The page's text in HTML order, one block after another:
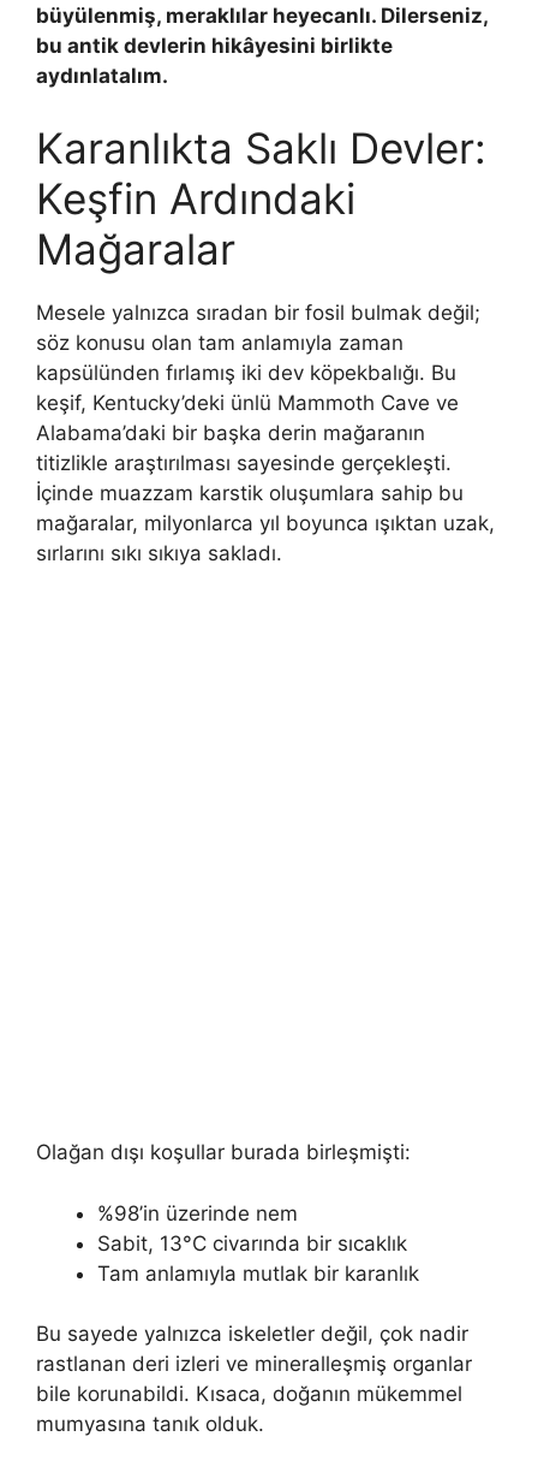
büyülenmiş, meraklılar heyecanlı. Dilerseniz,
bu antik devlerin hikâyesini birlikte
aydınlatalım.
Karanlıkta Saklı Devler:
Keşfin Ardındaki
Mağaralar
Mesele yalnızca sıradan bir fosil bulmak değil;
söz konusu olan tam anlamıyla zaman
kapsülünden fırlamış iki dev köpekbalığı. Bu
keşif, Kentucky’deki ünlü Mammoth Cave ve
Alabama’daki bir başka derin mağaranın
titizlikle araştırılması sayesinde gerçekleşti.
İçinde muazzam karstik oluşumlara sahip bu
mağaralar, milyonlarca yıl boyunca ışıktan uzak,
sırlarını sıkı sıkıya sakladı.
Olağan dışı koşullar burada birleşmişti:
%98’in üzerinde nem
Sabit, 13°C civarında bir sıcaklık
Tam anlamıyla mutlak bir karanlık
Bu sayede yalnızca iskeletler değil, çok nadir
rastlanan deri izleri ve mineralleşmiş organlar
bile korunabildi. Kısaca, doğanın mükemmel
mumyasına tanık olduk.